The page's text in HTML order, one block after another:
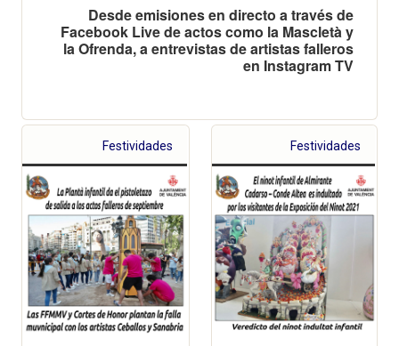
Desde emisiones en directo a través de
Facebook Live de actos como la Mascletà y
la Ofrenda, a entrevistas de artistas falleros
en Instagram TV
Festividades Festividades